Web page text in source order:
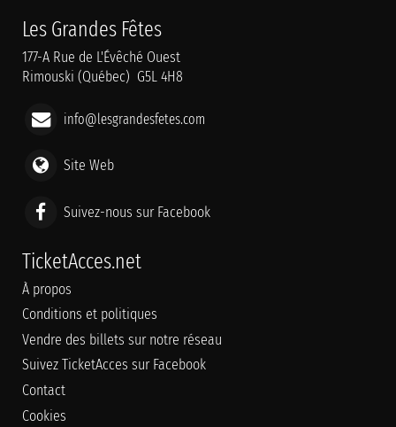
Les Grandes Fêtes
177-A Rue de L'Évêché Ouest
Rimouski (Québec) G5L 4H8
info@lesgrandesfetes.com
Site Web
Suivez-nous sur Facebook
TicketAcces.net
À propos
Conditions et politiques
Vendre des billets sur notre réseau
Suivez TicketAcces sur Facebook
Contact
Cookies